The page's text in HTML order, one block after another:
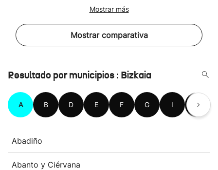
Mostrar más
Mostrar comparativa
Resultado por municipios : Bizkaia
A B D E F G I K
Abadiño
Abanto y Ciérvana